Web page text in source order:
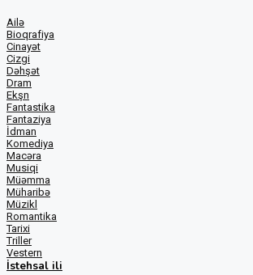
Ailə
Bioqrafiya
Cinayət
Cizgi
Dəhşət
Dram
Ekşn
Fantastika
Fantaziya
İdman
Komediya
Macəra
Musiqi
Müəmma
Müharibə
Müzikl
Romantika
Tarixi
Triller
Vestern
İstehsal ili